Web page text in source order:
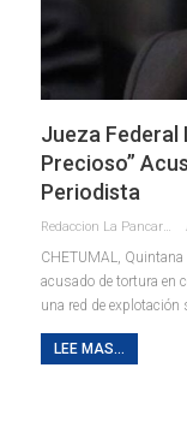
Jueza Federal
Precioso”
Periodista
Redaccion La Pancarta De Quintana Roo
CHETUMAL, Quintana
acusado de tortura en
una red de
LEE MAS...